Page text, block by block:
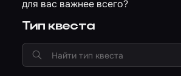
для вас важнее всего?
Тип квеста